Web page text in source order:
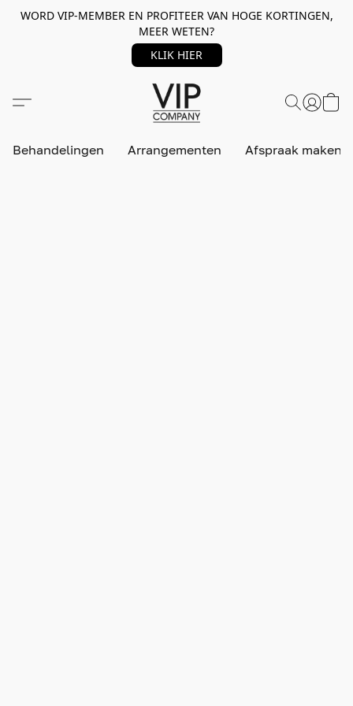
WORD VIP-MEMBER EN PROFITEER VAN HOGE KORTINGEN,
MEER WETEN?
KLIK HIER
Behandelingen Arrangementen Afspraak maken